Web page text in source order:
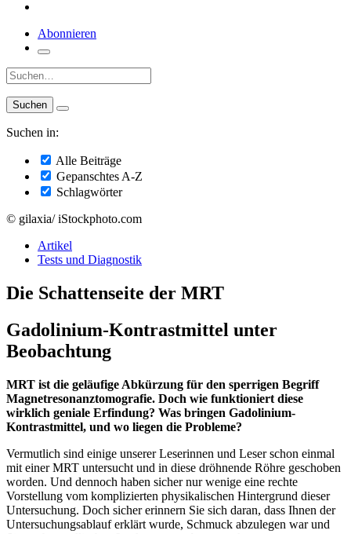
Abonnieren
Suche:
Suchen in:
Alle Beiträge
Gepanschtes A-Z
Schlagwörter
© gilaxia/ iStockphoto.com
Artikel
Tests und Diagnostik
Die Schattenseite der MRT
Gadolinium-Kontrastmittel unter
Beobachtung
MRT ist die geläufige Abkürzung für den sperrigen Begriff
Magnetresonanztomografie. Doch wie funktioniert diese
wirklich geniale Erfindung? Was bringen Gadolinium-
Kontrastmittel, und wo liegen die Probleme?
Vermutlich sind einige unserer Leserinnen und Leser schon einmal
mit einer MRT untersucht und in diese dröhnende Röhre geschoben
worden. Und dennoch haben sicher nur wenige eine rechte
Vorstellung vom komplizierten physikalischen Hintergrund dieser
Untersuchung. Doch sicher erinnern Sie sich daran, dass Ihnen der
Untersuchungsablauf erklärt wurde, Schmuck abzulegen war und